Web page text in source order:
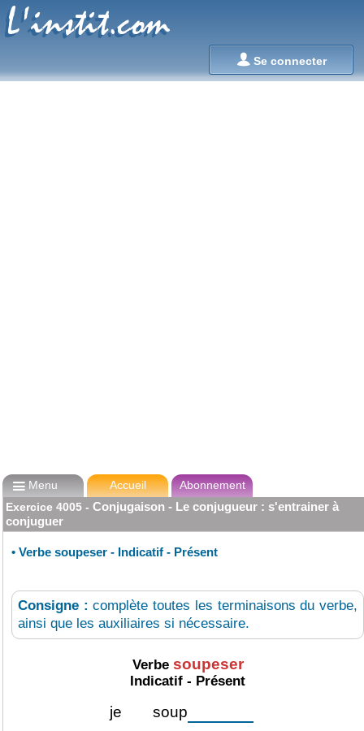
Se connecter
L'instit.com
L'instit.com
Menu Accueil
Abonnement
Exercice 4005 - Conjugaison - Le conjugueur : s'entrainer à
conjuguer
• Verbe soupeser - Indicatif - Présent
Consigne :complète toutes les terminaisons du verbe,
ainsi que les auxiliaires si nécessaire.
Verbe soupeser
Indicatif - Présent
je
soup